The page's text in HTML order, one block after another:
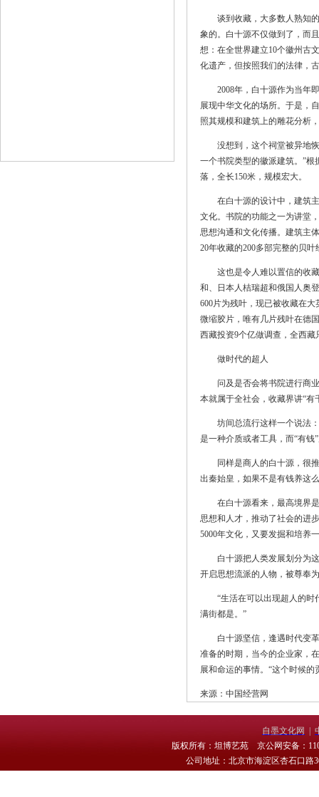
谈到收藏，大多数人熟知的
象的。白十源不仅做到了，而
想：在全世界建立10个徽州古
化遗产，但按照我们的法律，
2008年，白十源作为当年即
展现中华文化的场所。于是，
照其规模和建筑上的雕花分析
没想到，这个祠堂被异地恢
一个书院类型的徽派建筑。”
落，全长150米，规模宏大。
在白十源的设计中，建筑主
文化。书院的功能之一为讲堂
思想沟通和文化传播。建筑主
20年收藏的200多部完整的贝
这也是令人难以置信的收藏
和、日本人桔瑞超和俄国人奥
600片为残叶，现已被收藏在
微缩胶片，唯有几片残叶在德
西藏投资9个亿做调查，全西藏
做时代的超人
问及是否会将书院进行商业
本就属于全社会，收藏界讲“
坊间总流行这样一个说法：“
是一种介质或者工具，而“有钱
同样是商人的白十源，很推
出秦始皇，如果不是有钱养这
在白十源看来，最高境界是
思想和人才，推动了社会的进
5000年文化，又要发掘和培养
白十源把人类发展划分为这
开启思想流派的人物，被尊奉
“生活在可以出现超人的时代
满街都是。”
白十源坚信，逢遇时代变革
准备的时期，当今的企业家，
展和命运的事情。“这个时候
来源：中国经营网
自墨文化网
版权所有：坦博艺苑 京公网安备：
公司地址：北京市海淀区杏石口路